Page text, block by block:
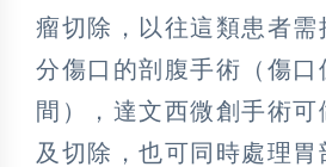
瘤切除，以往這類患者需
分傷口的剖腹手術（傷口
間），達文西微創手術
及切除，也可同時處理